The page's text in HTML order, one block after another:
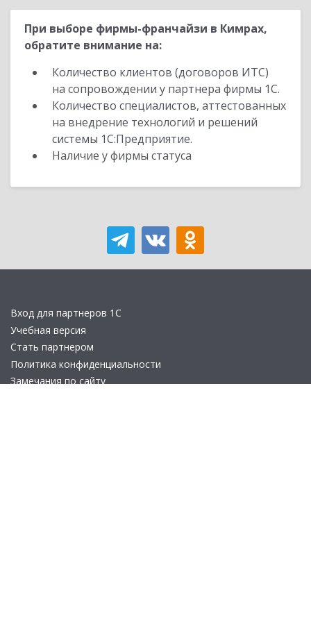
При выборе фирмы-франчайзи в Кимрах,
обратите внимание на:
Количество клиентов (договоров ИТС)
на сопровождении у партнера фирмы 1С.
Количество специалистов, аттестованных
на внедрение технологий и решений
системы 1С:Предприятие.
Наличие у фирмы статуса
Вход для партнеров 1С
Учебная версия
Стать партнером
Политика конфиденциальности
Замечания по сайту